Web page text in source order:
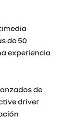
de 50
experiencia
de
driver